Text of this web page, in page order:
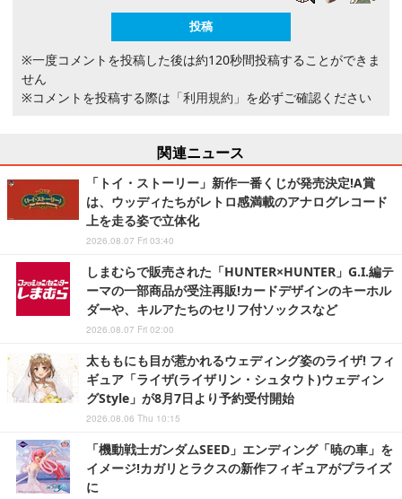
※一度コメントを投稿した後は約120秒間投稿することができま
せん
※コメントを投稿する際は 「利用規約」 を必ずご確認ください
関連ニュース
「トイ・ストーリー」新作一番くじが発売決定!A賞
は、ウッディたちがレトロ感満載のアナログレコード
上を走る姿で立体化
2026.08.07 Fri 03:40
しまむらで販売された「HUNTER×HUNTER」G.I.編テ
ーマの一部商品が受注再販!カードデザインのキーホル
ダーや、キルアたちのセリフ付ソックスなど
2026.08.07 Fri 02:00
太ももにも目が惹かれるウェディング姿のライザ! フィ
ギュア「ライザ(ライザリン・シュタウト)ウェディン
グStyle」が8月7日より予約受付開始
2026.08.06 Thu 10:15
「機動戦士ガンダムSEED」エンディング「暁の車」を
イメージ!カガリとラクスの新作フィギュアがプライズ
に